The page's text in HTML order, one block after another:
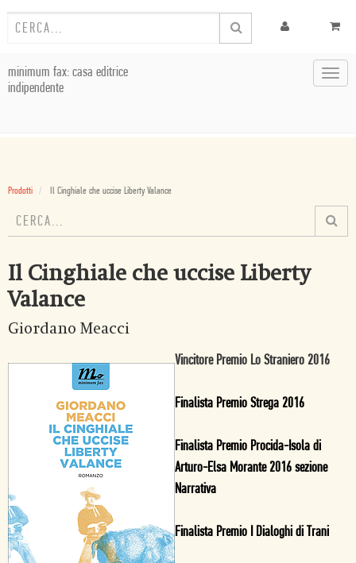
minimum fax: casa editrice
indipendente
Prodotti Il Cinghiale che uccise Liberty Valance
Il Cinghiale che uccise Liberty
Valance
Giordano Meacci
Vincitore Premio Lo Straniero 2016
Finalista Premio Strega 2016
Finalista Premio Procida-Isola di
Arturo-Elsa Morante 2016 sezione
Narrativa
Finalista Premio I Dialoghi di Trani